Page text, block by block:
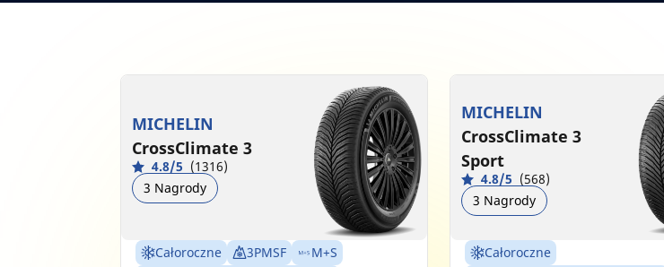
MICHELIN
CrossClimate 3
4.8/5 (1316)
3 Nagrody
Całoroczne 3PMSF
M+S
MICHELIN
CrossClimate 3
Sport
4.8/5 (568)
3 Nagrody
Całoroczne